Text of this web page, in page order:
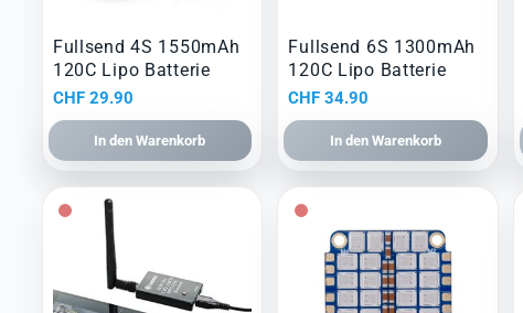
Fullsend 4S 1550mAh
120C Lipo Batterie
CHF29.90
In den Warenkorb
Fullsend 6S 1300mAh
120C Lipo Batterie
CHF 34.90
In den Warenkorb